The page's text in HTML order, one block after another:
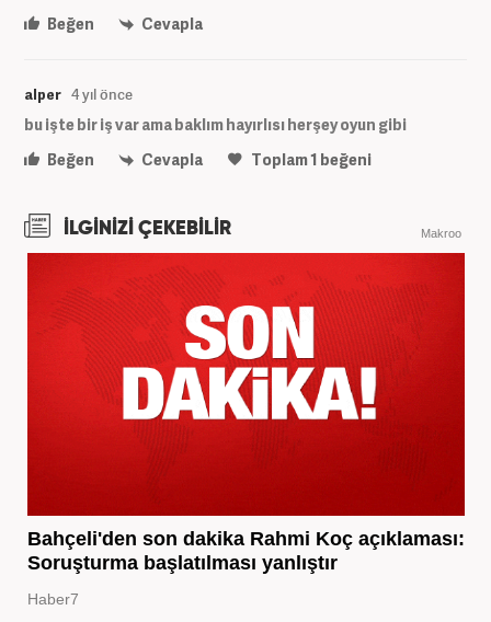
Beğen
Cevapla
alper 4 yıl önce
bu işte bir iş var ama baklım hayırlısı herşey oyun gibi
Beğen
Cevapla Toplam1 beğeni
İLGİNİZİ ÇEKEBİLİR Makroo
Bahçeli'den son dakika Rahmi Koç açıklaması:
Soruşturma başlatılması yanlıştır
Haber7